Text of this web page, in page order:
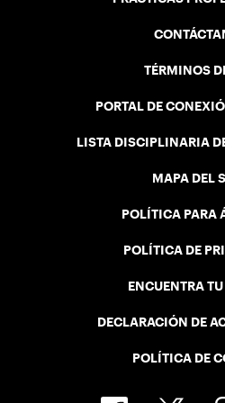
TÉRMINOS
PORTAL DE
LISTA DISCIPLINARIA
MAPA DEL
POLÍTICA PARA
POLÍTICA DE
ENCUENTRA
DECLARACIÓN DE
POLÍTICA DE